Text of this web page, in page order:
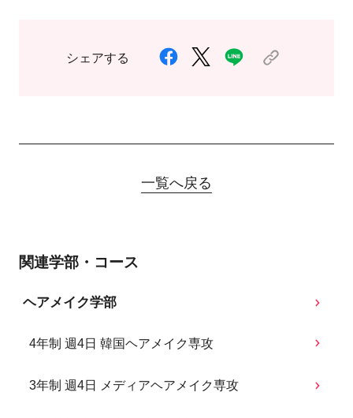
シェアする
一覧へ戻る
関連学部・コース
ヘアメイク学部
4年制 週4日 韓国ヘアメイク専攻
3年制 週4日 メディアヘアメイク専攻